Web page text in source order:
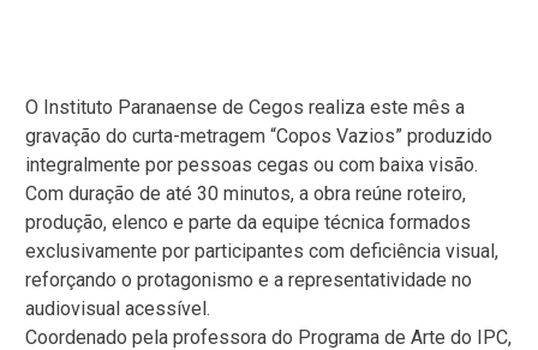
O Instituto Paranaense de Cegos realiza este mês a
gravação do curta-metragem “Copos Vazios” produzido
integralmente por pessoas cegas ou com baixa visão.
Com duração de até 30 minutos, a obra reúne roteiro,
produção, elenco e parte da equipe técnica formados
exclusivamente por participantes com deficiência visual,
reforçando o protagonismo e a representatividade no
audiovisual acessível.
Coordenado pela professora do Programa de Arte do IPC,